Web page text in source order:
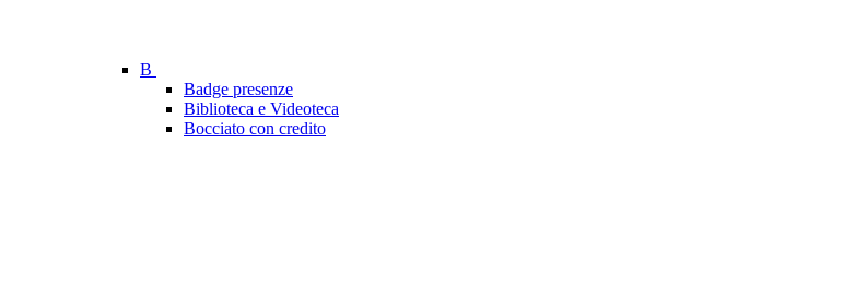
B
Badge presenze
Biblioteca e Videoteca
Bocciato con credito